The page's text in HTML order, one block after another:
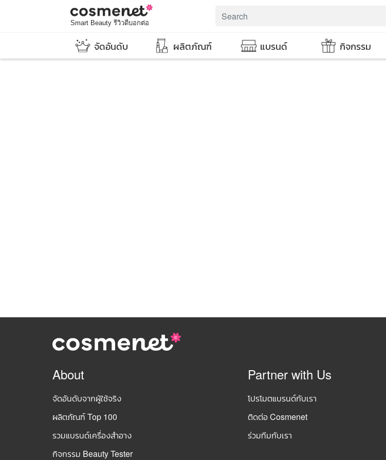
Smart Beauty รีวิวดีบอกต่อ
จัดอันดับ ผลิตภัณฑ์ แบรนด์ กิจกรรม
About
จัดอันดับจากผู้ใช้จริง
ผลิตภัณฑ์ Top 100
รวมแบรนด์เครื่องสำอาง
กิจกรรม Beauty Tester
Partner with Us
โปรโมตแบรนด์กับเรา
ติดต่อ Cosmenet
ร่วมทีมกับเรา